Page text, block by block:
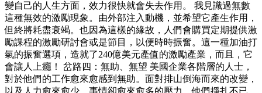
變自己的人生方面，效力很快就會失去作用。 我見識過無數
這種無效的激勵現象。由外部注入動機，並希望它產生作用，
但終將耗盡衰竭。也因為這樣的緣故，人們會購買定期提供激
勵課程的激勵研討會或是節目，以便時時振奮。這一種加油打
氣的振奮選項，造就了240億美元產值的激勵產業，而且，它
會讓人上癮！ 岔路四：無助、無望 美國企業各階層的人士，
對於他們的工作愈來愈感到無助。面對排山倒海而來的改變，